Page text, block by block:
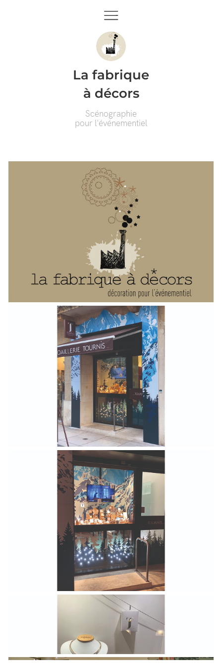
La fabrique
à décors
Scénographie
pour l'événementiel